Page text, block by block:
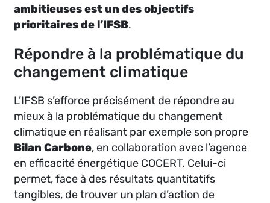
ambitieuses est un des objectifs
prioritaires de l’IFSB.
Répondre à la problématique du
changement climatique
L’IFSB s’efforce précisément de répondre au
mieux à la problématique du changement
climatique en réalisant par exemple son propre
Bilan Carbone, en collaboration avec l’agence
en efficacité énergétique COCERT. Celui-ci
permet, face à des résultats quantitatifs
tangibles, de trouver un plan d’action de